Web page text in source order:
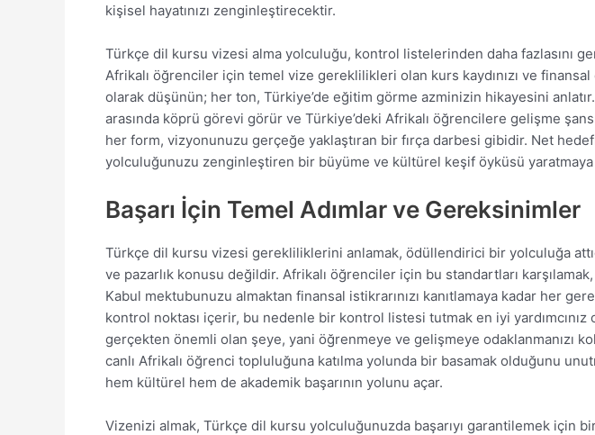
kişisel hayatınızı zenginleştirecektir.
Türkçe dil kursu vizesi alma yolculuğu, kontrol listelerinden daha fazlasını
Afrikalı öğrenciler için temel vize gereklilikleri olan kurs kaydınızı ve
olarak düşünün; her ton, Türkiye’de eğitim görme azminizin hikayesini
arasında köprü görevi görür ve Türkiye’deki Afrikalı öğrencilere gelişme
her form, vizyonunuzu gerçeğe yaklaştıran bir fırça darbesi gibidir. Net
yolculuğunuzu zenginleştiren bir büyüme ve kültürel keşif öyküsü
Başarı İçin Temel Adımlar ve Gereksinimler
Türkçe dil kursu vizesi gerekliliklerini anlamak, ödüllendirici bir yolculuğa
ve pazarlık konusu değildir. Afrikalı öğrenciler için bu standartları
Kabul mektubunuzu almaktan finansal istikrarınızı kanıtlamaya kadar her
kontrol noktası içerir, bu nedenle bir kontrol listesi tutmak en iyi
gerçekten önemli olan şeye, yani öğrenmeye ve gelişmeye odaklanmanızı
canlı Afrikalı öğrenci topluluğuna katılma yolunda bir basamak olduğunu
hem kültürel hem de akademik başarının yolunu açar.
Vizenizi almak, Türkçe dil kursu yolculuğunuzda başarıyı garantilemek için